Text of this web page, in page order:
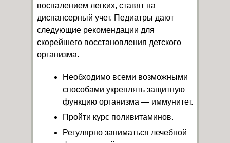
воспалением легких, ставят на
диспансерный учет. Педиатры дают
следующие рекомендации для
скорейшего восстановления детского
организма.
Необходимо всеми возможными
способами укреплять защитную
функцию организма — иммунитет.
Пройти курс поливитаминов.
Регулярно заниматься лечебной